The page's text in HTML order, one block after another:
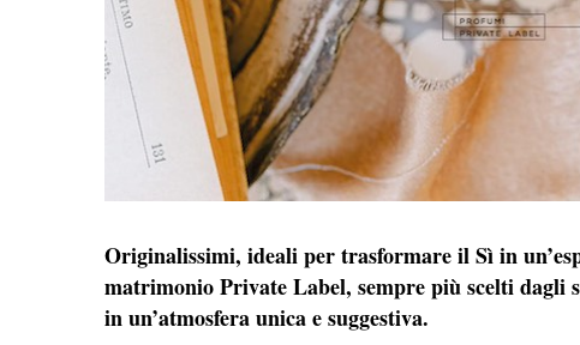
Originalissimi, ideali per trasformare il Sì in
matrimonio Private Label, sempre più scelti dagli
in un’atmosfera unica e suggestiva.